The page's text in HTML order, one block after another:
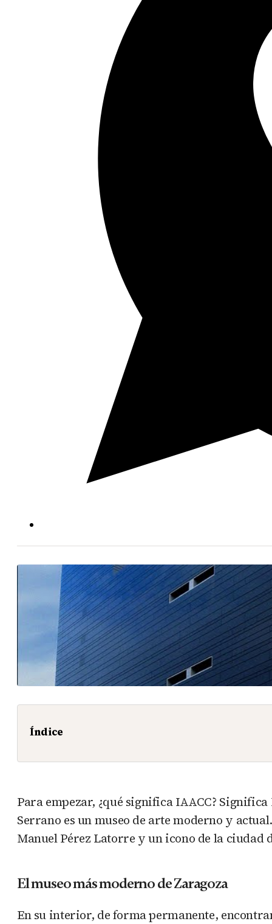
Índice
Para empezar, ¿qué significa IAACC?
Serrano es un museo de arte moderno y
Manuel Pérez Latorre y un icono de la ciudad
El museo más moderno de Zaragoza
En su interior, de forma permanente,